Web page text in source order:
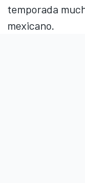
temporada
mexicano.